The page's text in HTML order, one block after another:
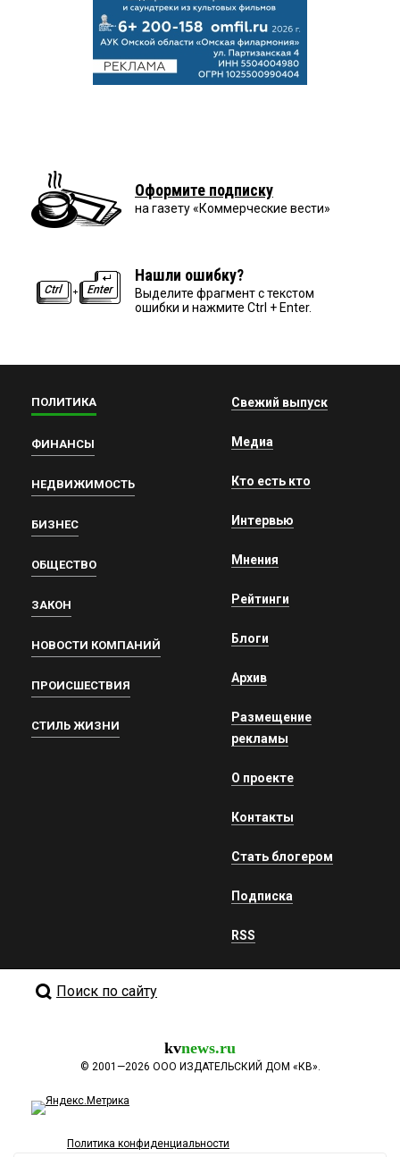
Оформите подписку
на газету «Коммерческие вести»
Нашли ошибку?
Выделите фрагмент с текстом
ошибки и нажмите Ctrl + Enter.
ПОЛИТИКА
ФИНАНСЫ
НЕДВИЖИМОСТЬ
БИЗНЕС
ОБЩЕСТВО
ЗАКОН
НОВОСТИ КОМПАНИЙ
ПРОИСШЕСТВИЯ
СТИЛЬ ЖИЗНИ
Свежий выпуск
Медиа
Кто есть кто
Интервью
Мнения
Рейтинги
Блоги
Архив
Размещение
рекламы
О проекте
Контакты
Стать блогером
Подписка
RSS
Поиск по сайту
kvnews.ru
© 2001—2026 ООО ИЗДАТЕЛЬСКИЙ ДОМ «КВ».
Политика конфиденциальности